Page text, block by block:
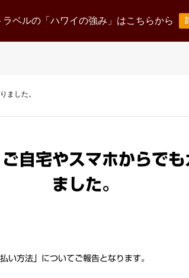
ラベルの「ハワイの強み」はこちらから
Business corporate
採用情報
Recruit
ました。
自宅やスマホからで
ました。
い方法」についてご報告となります。